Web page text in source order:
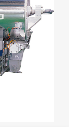
English (US)